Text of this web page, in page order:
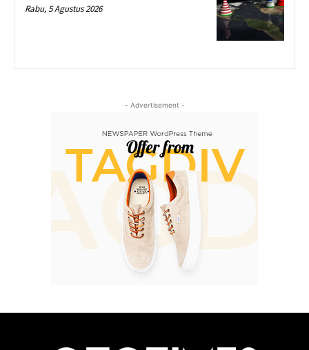
Rabu, 5 Agustus 2026
- Advertisement -